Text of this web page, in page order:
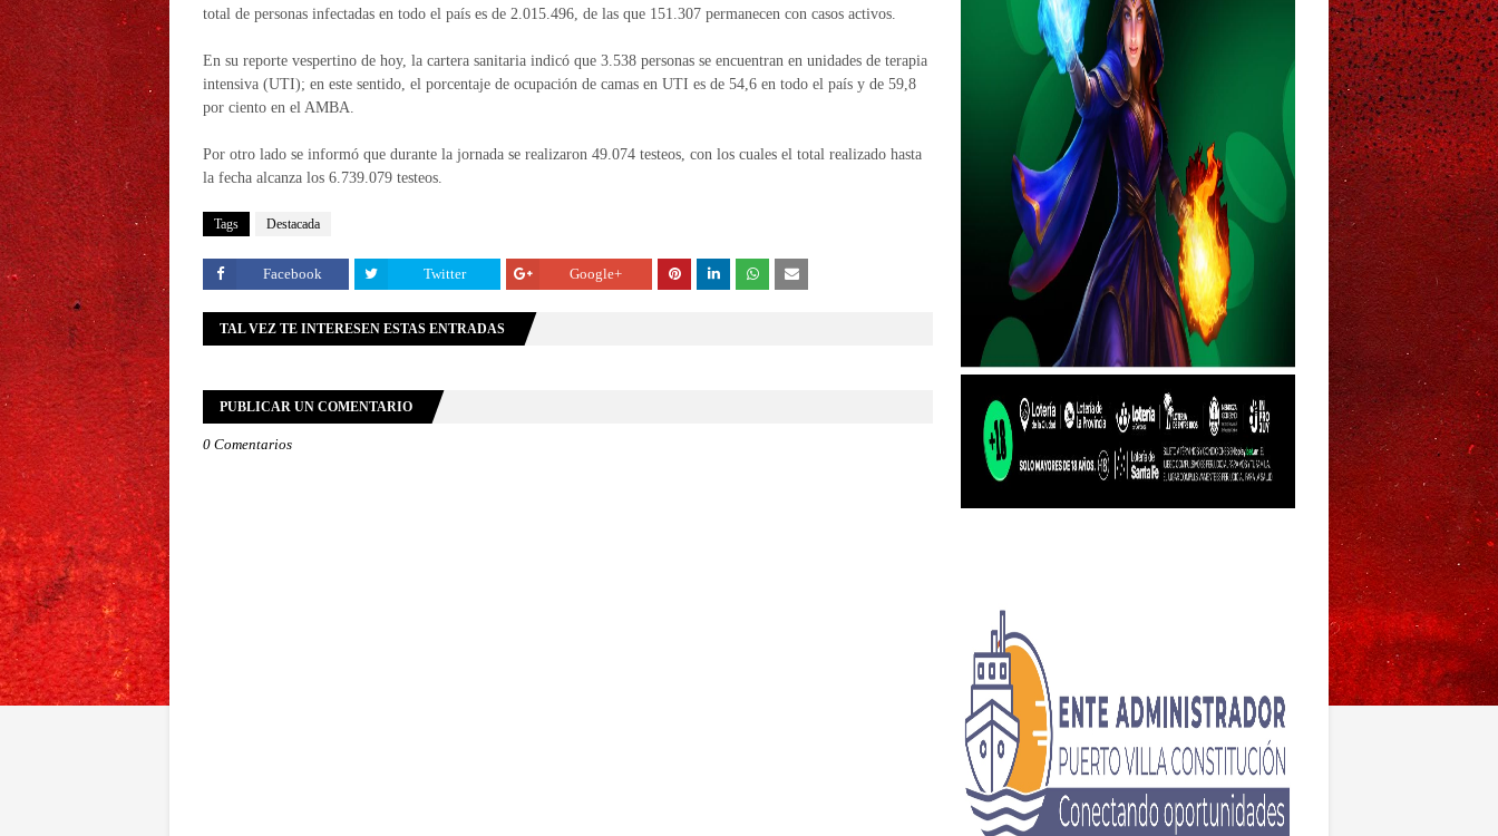
total de personas infectadas en todo el país es de 2.015.496, de las que 151.307 permanecen con casos activos.
En su reporte vespertino de hoy, la cartera sanitaria indicó que 3.538 personas se encuentran en unidades de terapia
intensiva (UTI); en este sentido, el porcentaje de ocupación de camas en UTI es de 54,6 en todo el país y de 59,8
por ciento en el AMBA.
Por otro lado se informó que durante la jornada se realizaron 49.074 testeos, con los cuales el total realizado hasta
la fecha alcanza los 6.739.079 testeos.
Tags Destacada
Facebook Twitter Google+
TAL VEZ TE INTERESEN ESTAS ENTRADAS
PUBLICAR UN COMENTARIO
0 Comentarios